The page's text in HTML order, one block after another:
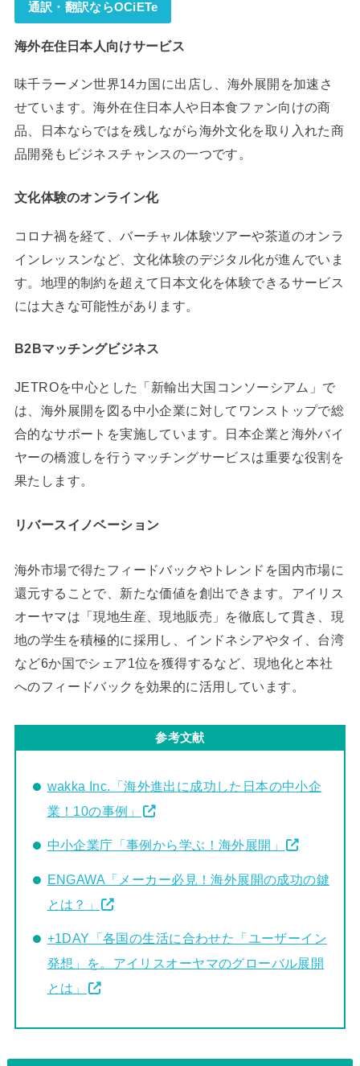
通訳・翻訳ならOCiETe
海外在住日本人向けサービス
味千ラーメン世界14カ国に出店し、海外展開を加速さ
せています。海外在住日本人や日本食ファン向けの商
品、日本ならではを残しながら海外文化を取り入れた商
品開発もビジネスチャンスの一つです。
文化体験のオンライン化
コロナ禍を経て、バーチャル体験ツアーや茶道のオンラ
インレッスンなど、文化体験のデジタル化が進んでいま
す。地理的制約を超えて日本文化を体験できるサービス
には大きな可能性があります。
B2Bマッチングビジネス
JETROを中心とした「新輸出大国コンソーシアム」で
は、海外展開を図る中小企業に対してワンストップで総
合的なサポートを実施しています。日本企業と海外バイ
ヤーの橋渡しを行うマッチングサービスは重要な役割を
果たします。
リバースイノベーション
海外市場で得たフィードバックやトレンドを国内市場に
還元することで、新たな価値を創出できます。アイリス
オーヤマは「現地生産、現地販売」を徹底して貫き、現
地の学生を積極的に採用し、インドネシアやタイ、台湾
など6か国でシェア1位を獲得するなど、現地化と本社
へのフィードバックを効果的に活用しています。
参考文献
wakka Inc.「海外進出に成功した日本の中小企
業！10の事例」
中小企業庁「事例から学ぶ！海外展開」
ENGAWA「メーカー必見！海外展開の成功の鍵
とは？」
+1DAY「各国の生活に合わせた「ユーザーイン
発想」を。アイリスオーヤマのグローバル展開
とは」